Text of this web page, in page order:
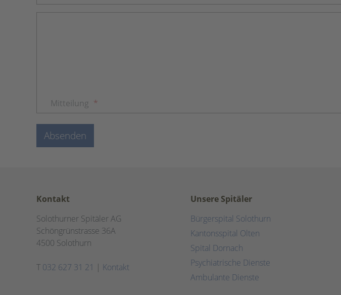
Mitteilung *
Absenden
Kontakt
Solothurner Spitäler AG
Schöngrünstrasse 36A
4500 Solothurn
T 032 627 31 21 | Kontakt
Unsere Spitäler
Bürgerspital Solothurn
Kantonsspital Olten
Spital Dornach
Psychiatrische Dienste
Ambulante Dienste